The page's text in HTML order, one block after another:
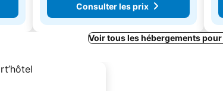
Consulter les prix
Voir tous les hébergements